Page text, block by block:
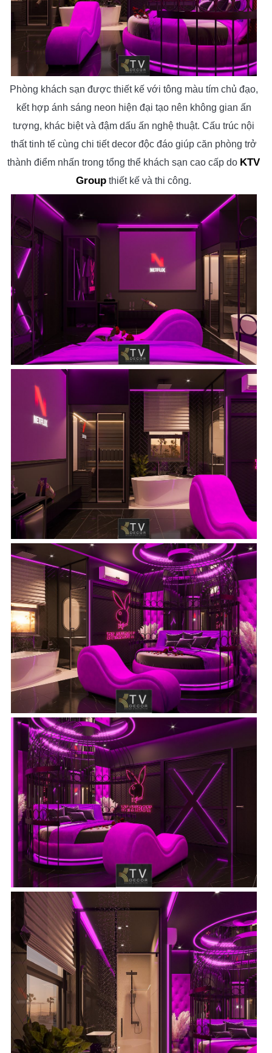
Phòng khách sạn được thiết kế với tông màu tím chủ đạo,
kết hợp ánh sáng neon hiện đại tạo nên không gian ấn
tượng, khác biệt và đậm dấu ấn nghệ thuật. Cấu trúc nội
thất tinh tế cùng chi tiết decor độc đáo giúp căn phòng trở
thành điểm nhấn trong tổng thể khách sạn cao cấp do KTV
Group thiết kế và thi công.